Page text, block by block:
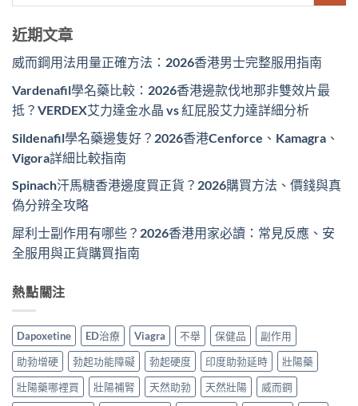
近期文章
威而鋼用法用量正確方法：2026香港男士完整服用指南
Vardenafil學名藥比較：2026香港邊款伐地那非雙效片最
抵？VERDEX艾力達金水晶 vs 紅屁股艾力達詳細分析
Sildenafil學名藥邊隻好？2026香港Cenforce、Kamagra、
Vigora詳細比較指南
Spinach汗馬糖香港邊度買正貨？2026購買方法、價錢與真
偽分辨全攻略
犀利士副作用有哪些？2026香港用家必讀：常見反應、安
全服用與正貨購買指南
熱點關注
Dapoxetine ED治療 Viagra 不舉 保健品
副作用
助勃增硬
勃起功能障礙 勃起硬度 印度助勃延時
壯陽藥
壯陽藥哪裡買
壯陽補腎 天然助勃 天然壯陽 威而鋼